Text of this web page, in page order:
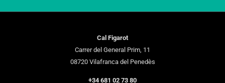
Cal Figarot
Carrer del General Prim, 11
08720 Vilafranca del Penedès
+34 681 02 73 80